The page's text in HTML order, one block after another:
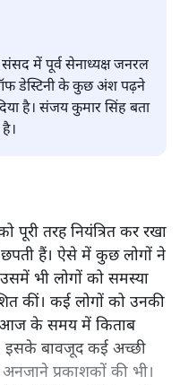
संसद में पूर्व सेनाध्यक्ष जनरल
डेस्टिनी के कुछ अंश पढ़ने
है। संजय कुमार सिंह बता
पूरी तरह नियंत्रित कर रखा
हैं। ऐसे में कुछ लोगों ने
भी लोगों को समस्या
कीं। कई लोगों को उनकी
आज के समय में किताब
इसके बावजूद कई अच्छी
प्रकाशकों की भी।